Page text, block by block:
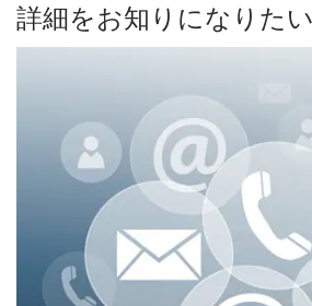
詳細をお知りになりた